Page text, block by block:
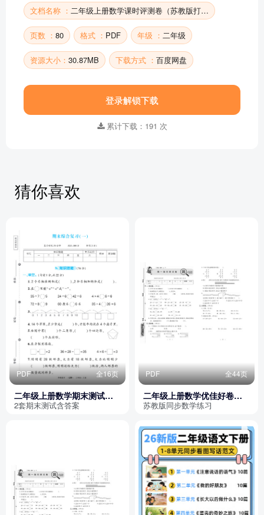
文档名称 ： 二年级上册数学课时评测卷（苏教版打印版）
页数 ： 80 格式 ： PDF 年级 ： 二年级
资源大小： 30.87MB 下载方式 ： 百度网盘
登录解锁下载
累计下载：191 次
猜你喜欢
PDF 全16页
二年级上册数学期末测试卷2
套（含答案）
2套期末测试含答案
PDF 全44页
二年级上册数学优佳好卷
（苏教版）
苏教版同步数学练习